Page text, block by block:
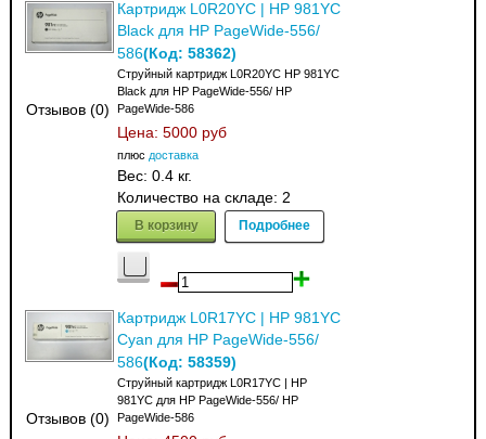
Отзывов (0)
Картридж L0R20YC | HP 981YC
Black для HP PageWide-556/
586(Код:58362)
Струйный картридж L0R20YC HP 981YC
Black для HP PageWide-556/ HP
PageWide-586
Цена:5000 руб
плюс доставка
Вес:0.4 кг.
Количество на складе:2
В корзину Подробнее
Отзывов (0)
Картридж L0R17YC | HP 981YC
Cyan для HP PageWide-556/
586(Код:58359)
Струйный картридж L0R17YC | HP
981YC для HP PageWide-556/ HP
PageWide-586